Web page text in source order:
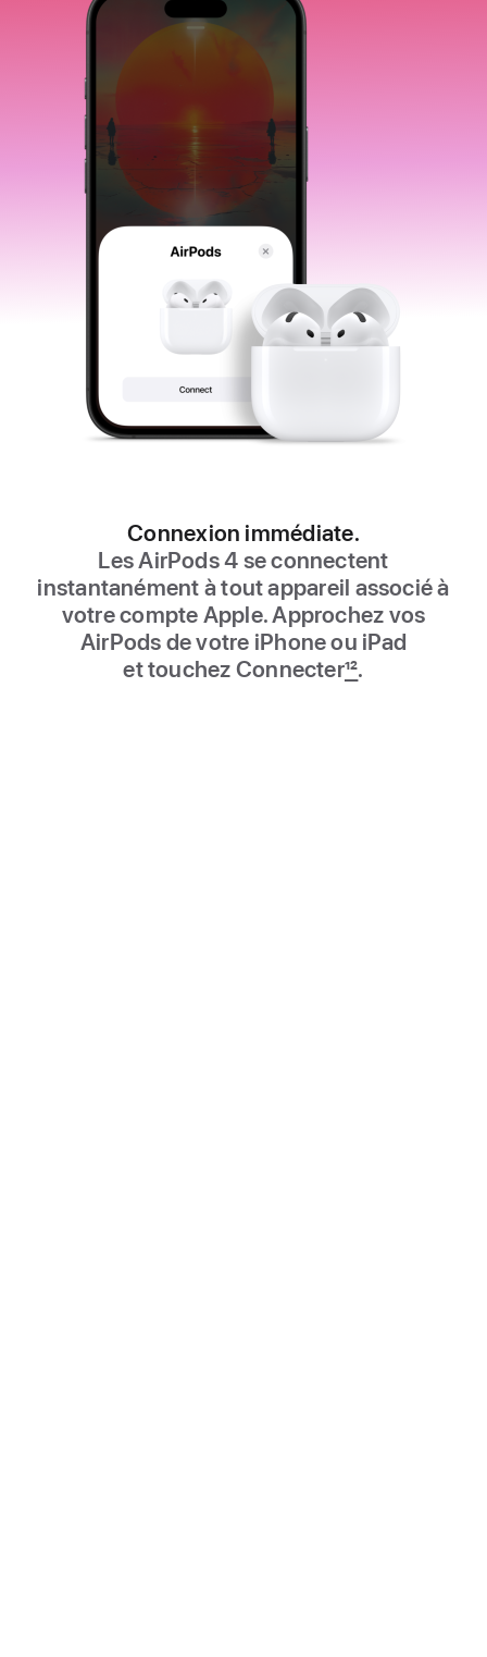
Connexion immédiate.
Les AirPods 4 se connectent
instantanément à tout appareil associé à
votre compte Apple. Approchez vos
AirPods de votre iPhone ou iPad
et touchez Connecter12.